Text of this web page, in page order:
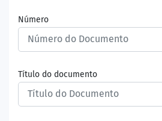
Número
Título do documento